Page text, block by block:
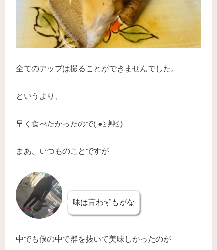
全てのアップは撮ることができませんでした。
というより、
早く食べたかったので( ●≧艸≦)
まあ、いつものことですが
味は言わずもがな
中でも僕の中で群を抜いて美味しかったのが